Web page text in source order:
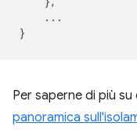
...
}
Per saperne di più
panoramica